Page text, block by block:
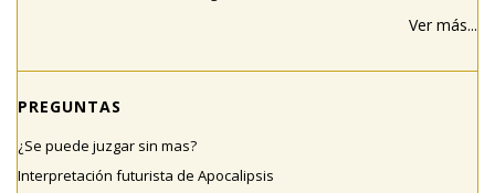
Ver más...
PREGUNTAS
¿Se puede juzgar sin mas?
Interpretación futurista de Apocalipsis